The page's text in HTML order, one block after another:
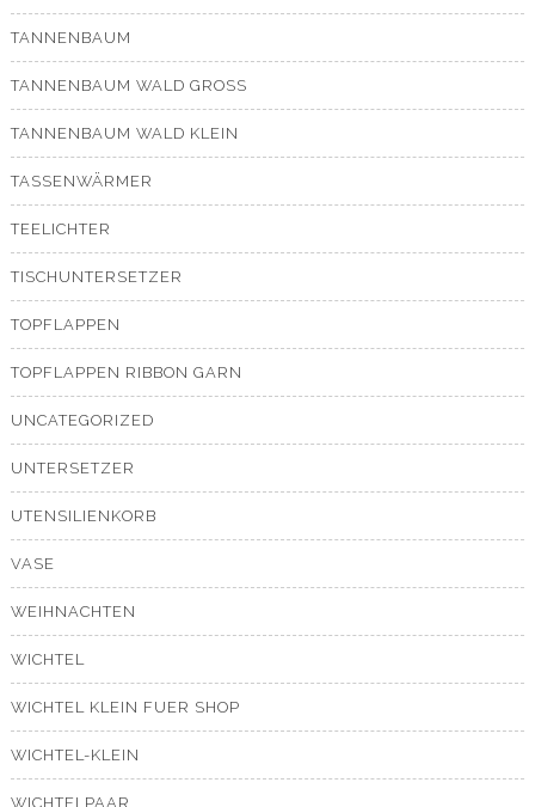
TANNENBAUM
TANNENBAUM WALD GROSS
TANNENBAUM WALD KLEIN
TASSENWÄRMER
TEELICHTER
TISCHUNTERSETZER
TOPFLAPPEN
TOPFLAPPEN RIBBON GARN
UNCATEGORIZED
UNTERSETZER
UTENSILIENKORB
VASE
WEIHNACHTEN
WICHTEL
WICHTEL KLEIN FUER SHOP
WICHTEL-KLEIN
WICHTELPAAR